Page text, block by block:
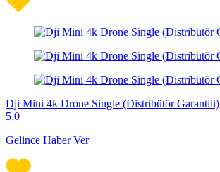
Dji Mini 4k Drone Single (Distribütör Garantili)
5,0
Gelince Haber Ver